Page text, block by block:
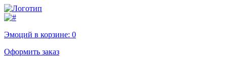
Эмоций в корзине: 0
Оформить заказ